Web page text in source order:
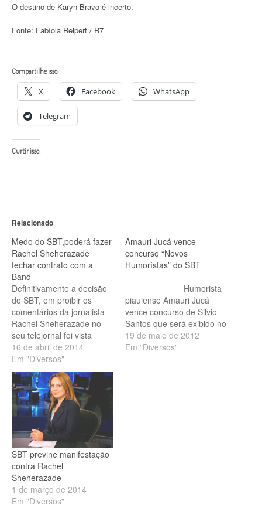
O destino de Karyn Bravo é incerto.
Fonte: Fabíola Reipert / R7
Compartilhe isso:
X Facebook WhatsApp
Telegram
Curtir isso:
Relacionado
Medo do SBT,poderá fazer
Rachel Sheherazade
fechar contrato com a
Band
Definitivamente a decisão
do SBT, em proibir os
comentários da jornalista
Rachel Sheherazade no
seu telejornal foi vista
como uma grande
fraqueza da emissora de
Silvio Santos. A emissora
tomou a decisão
principalmente por estar
sendo pressionada por
uma deputada que entrou
com um processo contra
Rachel e o SBT.…
16 de abril de 2014
Em "Diversos"
Amauri Jucá vence
concurso “Novos
Humorístas” do SBT
Humorista
piauiense Amauri Jucá
vence concurso de Silvio
Santos que será exibido no
próximo domingo, dia…
19 de maio de 2012
Em "Diversos"
SBT previne manifestação
contra Rachel
Sheherazade
1 de março de 2014
Em "Diversos"